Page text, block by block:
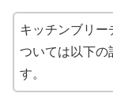
キッチンブリー
ついては以下の
す。